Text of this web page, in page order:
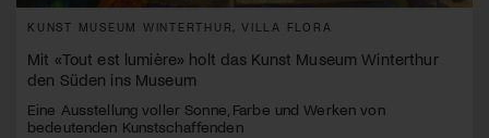
KUNST MUSEUM WINTERTHUR, VILLA FLORA
Mit «Tout est lumière» holt das Kunst Museum Winterthur
den Süden ins Museum
Eine Ausstellung voller Sonne, Farbe und Werken von
bedeutenden Kunstschaffenden